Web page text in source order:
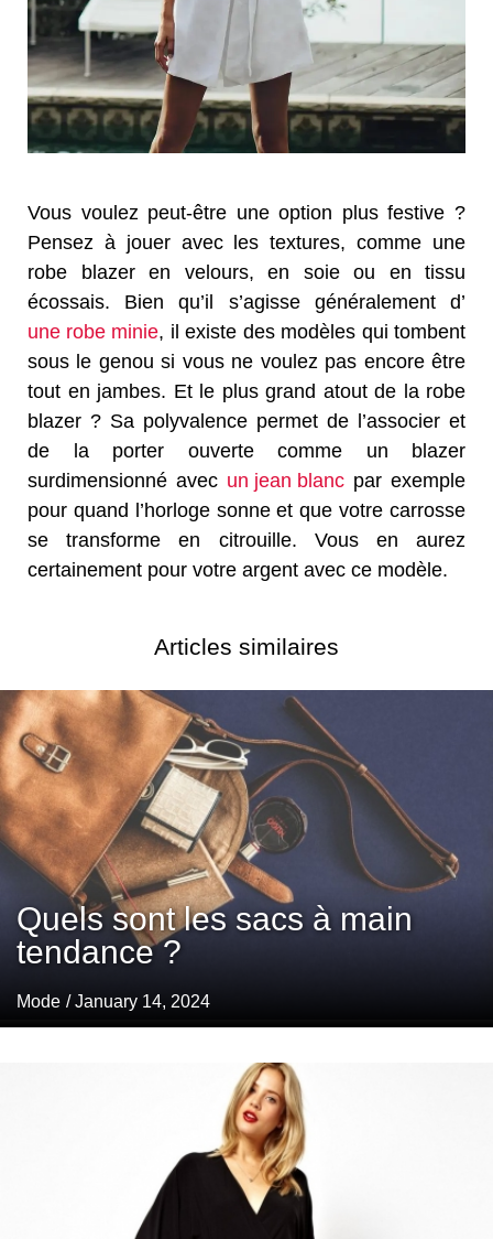
Vous voulez peut-être une option plus festive ?
Pensez à jouer avec les textures, comme une
robe blazer en velours, en soie ou en tissu
écossais. Bien qu’il s’agisse généralement d’
une robe minie, il existe des modèles qui tombent
sous le genou si vous ne voulez pas encore être
tout en jambes. Et le plus grand atout de la robe
blazer ? Sa polyvalence permet de l’associer et
de la porter ouverte comme un blazer
surdimensionné avec un jean blanc par exemple
pour quand l’horloge sonne et que votre carrosse
se transforme en citrouille. Vous en aurez
certainement pour votre argent avec ce modèle.
Articles similaires
Quels sont les sacs à main
tendance ?
Mode / January 14, 2024